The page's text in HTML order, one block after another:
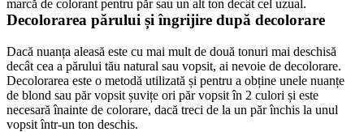
marcă de colorant pentru păr sau un alt ton decât cel uzual.
Decolorarea părului și îngrijire după decolorare
Dacă nuanța aleasă este cu mai mult de două tonuri mai deschisă
decât cea a părului tău natural sau vopsit, ai nevoie de decolorare.
Decolorarea este o metodă utilizată și pentru a obține unele nuanțe
de blond sau păr vopsit șuvițe ori păr vopsit în 2 culori și este
necesară înainte de colorare, dacă treci de la un păr închis la unul
vopsit într-un ton deschis.